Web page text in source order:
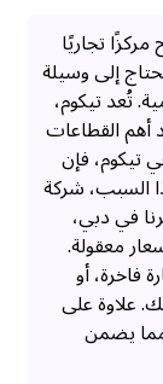
تجاريًا
إلى وسيلة
تُعد تيكوم،
أهم القطاعات
تيكوم، فإن
السبب، شركة
في دبي،
معقولة.
فاخرة، أو
علاوة على
مما يضمن